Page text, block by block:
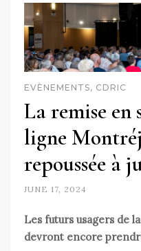
EVÈNEMENTS, CDRIC
La remise en
ligne
repoussée à
JUNE 17, 2024
Les futurs usagers de
devront encore